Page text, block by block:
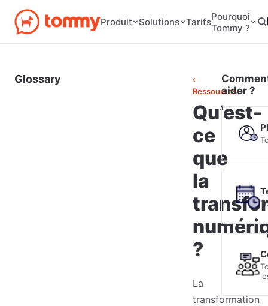
Produit Solutions TarifsPourquoi
Tommy ?
Glossary
‹
Ressources
Qu’est-
ce
que
la
?
La
transformation
aider ?